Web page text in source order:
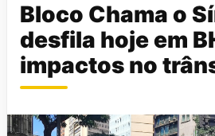
Bloco Chama o
desfila hoje em
impactos no